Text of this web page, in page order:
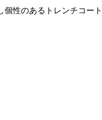
個性のあるトレンチコート